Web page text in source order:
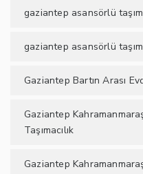
gaziantep asansörlü
gaziantep asansörlü
Gaziantep Bartın Arası
Gaziantep
Taşımacılık
Gaziantep